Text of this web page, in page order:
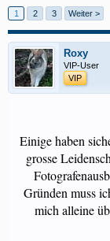
1 2 3 Weiter >
Roxy
VIP-User
VIP
Einige haben
grosse
Gründen muss
mich alleine